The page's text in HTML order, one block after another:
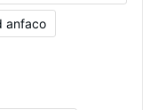
anfaco